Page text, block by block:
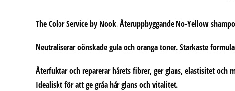
The Color Service by Nook. Återuppbyggande No-Yellow
Neutraliserar oönskade gula och oranga toner. Starkaste
Återfuktar och reparerar hårets fibrer, ger glans, elastisitet och
Idealiskt för att ge gråa hår glans och vitalitet.